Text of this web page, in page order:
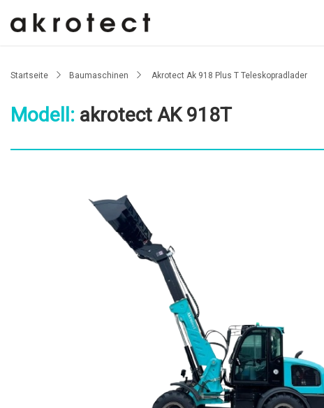
Startseite Baumaschinen Akrotect Ak 918 Plus T Teleskopradlader
Modell: akrotect AK 918T